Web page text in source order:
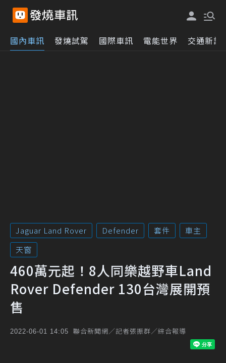
國內車訊 發燒試駕 國際車訊 電能世界 交通新訊
Jaguar Land Rover Defender 套件
車主
天窗
460萬元起！8人同樂越野車Land
Rover Defender 130台灣展開預
售
2022-06-01 14:05 聯合新聞網／記者張振群／綜合報導